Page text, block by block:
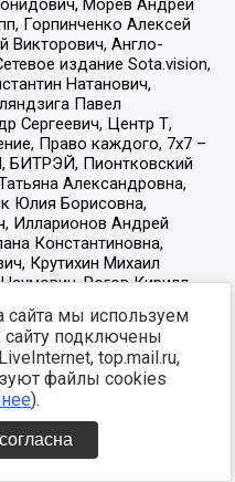
мы используем
сайту подключены
top.mail.ru,
файлы cookies
).